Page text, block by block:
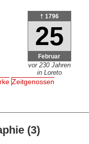
† 1796
25
Februar
vor 230 Jahren
in Loreto
Zeitgenossen
(3)